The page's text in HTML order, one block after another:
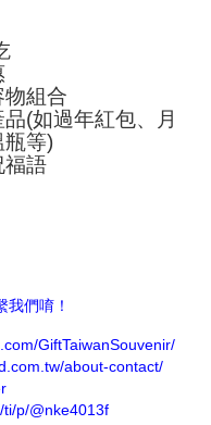
組合
(如過年紅包、月
瓶等)
福語
們唷！
GiftTaiwanSouvenir/
about-contact/
p/@nke4013f